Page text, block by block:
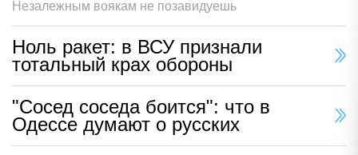
Незалежным воякам не позавидуешь
Ноль ракет: в ВСУ признали
тотальный крах обороны
"Сосед соседа боится": что в
Одессе думают о русских